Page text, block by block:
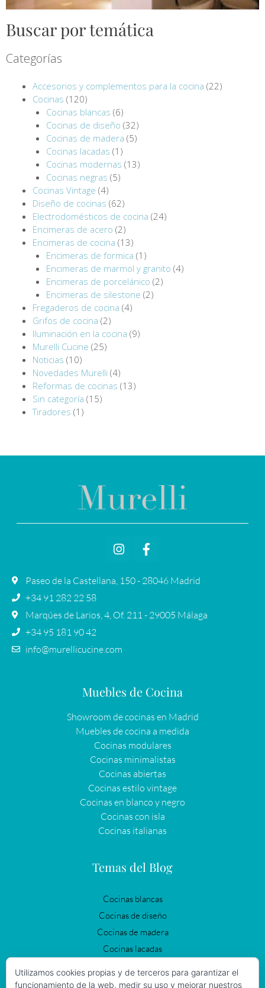
Buscar por temática
Categorías
Accesorios y complementos para la cocina (22)
Cocinas (120)
Cocinas blancas (6)
Cocinas de diseño (32)
Cocinas de madera (5)
Cocinas lacadas (1)
Cocinas modernas (13)
Cocinas negras (5)
Cocinas Vintage (4)
Diseño de cocinas (62)
Electrodomésticos de cocina (24)
Encimeras de acero (2)
Encimeras de cocina (13)
Encimeras de formica (1)
Encimeras de marmol y granito (4)
Encimeras de porcelánico (2)
Encimeras de silestone (2)
Fregaderos de cocina (4)
Grifos de cocina (2)
Iluminación en la cocina (9)
Murelli Cucine (25)
Noticias (10)
Novedades Murelli (4)
Reformas de cocinas (13)
Sin categoría (15)
Tiradores (1)
Paseo de la Castellana, 150 - 28046 Madrid
+34 91 282 22 58
Marqúes de Larios, 4, Of. 211 - 29005 Málaga
+34 95 181 90 42
info@murellicucine.com
Muebles de Cocina
Showroom de cocinas en Madrid
Muebles de cocina a medida
Cocinas modulares
Cocinas minimalistas
Cocinas abiertas
Cocinas estilo vintage
Cocinas en blanco y negro
Cocinas con isla
Cocinas italianas
Temas del Blog
Cocinas blancas
Cocinas de diseño
Cocinas de madera
Cocinas lacadas
Cocinas negras
Utilizamos cookies propias y de terceros para garantizar el
funcionamiento de la web, medir su uso y mejorar nuestros